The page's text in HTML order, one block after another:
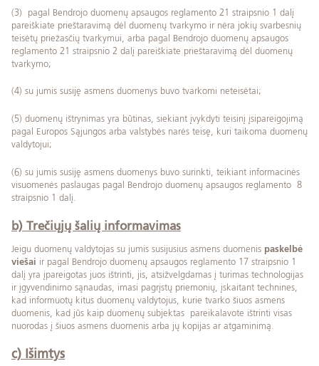
(3) pagal Bendrojo duomenų apsaugos reglamento 21 straipsnio 1 dalį
pareiškiate prieštaravimą dėl duomenų tvarkymo ir nėra jokių svarbesnių
teisėtų priežasčių tvarkymui, arba pagal Bendrojo duomenų apsaugos
reglamento 21 straipsnio 2 dalį pareiškiate prieštaravimą dėl duomenų
tvarkymo;
(4) su jumis susiję asmens duomenys buvo tvarkomi neteisėtai;
(5) duomenų ištrynimas yra būtinas, siekiant įvykdyti teisinį įsipareigojimą
pagal Europos Sąjungos arba valstybės narės teisę, kuri taikoma duomenų
valdytojui;
(6) su jumis susiję asmens duomenys buvo surinkti, teikiant informacinės
visuomenės paslaugas pagal Bendrojo duomenų apsaugos reglamento 8
straipsnio 1 dalį.
b) Trečiųjų šalių informavimas
Jeigu duomenų valdytojas su jumis susijusius asmens duomenis paskelbė
viešai ir pagal Bendrojo duomenų apsaugos reglamento 17 straipsnio 1
dalį yra įpareigotas juos ištrinti, jis, atsižvelgdamas į turimas technologijas
ir įgyvendinimo sąnaudas, imasi pagrįstų priemonių, įskaitant technines,
kad informuotų kitus duomenų valdytojus, kurie tvarko šiuos asmens
duomenis, kad jūs kaip duomenų subjektas pareikalavote ištrinti visas
nuorodas į šiuos asmens duomenis arba jų kopijas ar atgaminimą.
c) Išimtys